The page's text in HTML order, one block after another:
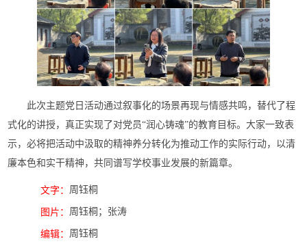
此次主题党日活动通过叙事化的场景再现与情感共鸣，替代了程
式化的讲授，真正实现了对党员“润心铸魂”的教育目标。大家一致表
示，必将把活动中汲取的精神养分转化为推动工作的实际行动，以清
廉本色和实干精神，共同谱写学校事业发展的新篇章。
文字： 周钰桐
图片： 周钰桐；张涛
编辑： 周钰桐